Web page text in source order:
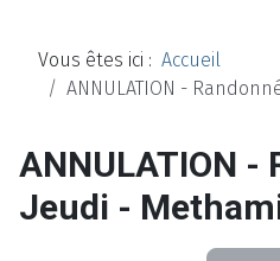
Vous êtes ici : Accueil
ANNULATION -
ANNULATION -
Jeudi -